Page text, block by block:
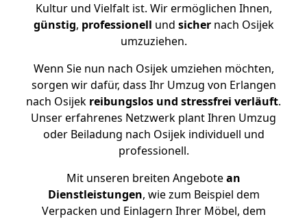
Kultur und Vielfalt ist. Wir ermöglichen Ihnen,
günstig, professionell und sichernach Osijek
umzuziehen.
Wenn Sie nun nach Osijek umziehen möchten,
sorgen wir dafür, dass Ihr Umzug von Erlangen
nach Osijek reibungslos und stressfrei verläuft.
Unser erfahrenes Netzwerk plant Ihren Umzug
oder Beiladung nach Osijek individuell und
professionell.
Mit unseren breiten Angebotean
Dienstleistungen, wie zum Beispiel dem
Verpacken und Einlagern Ihrer Möbel, dem